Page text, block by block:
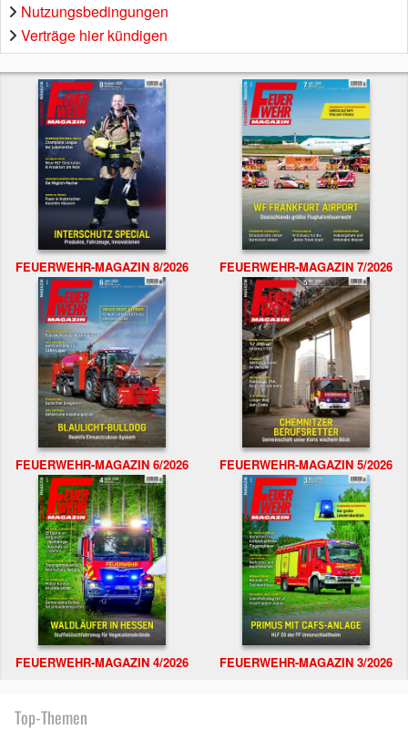
Nutzungsbedingungen
Verträge hier kündigen
FEUERWEHR-MAGAZIN 8/2026 FEUERWEHR-MAGAZIN 7/2026
FEUERWEHR-MAGAZIN 6/2026 FEUERWEHR-MAGAZIN 5/2026
FEUERWEHR-MAGAZIN 4/2026 FEUERWEHR-MAGAZIN 3/2026
Top-Themen